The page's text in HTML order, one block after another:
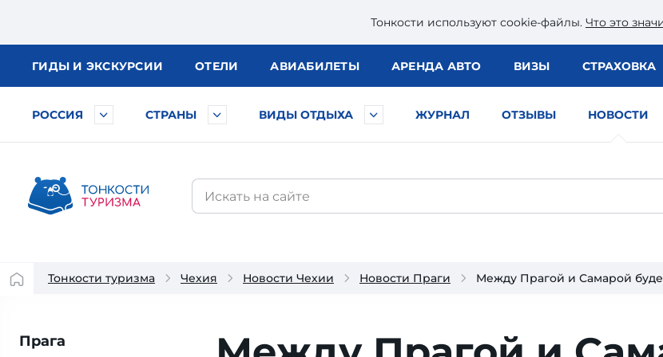
Тонкости используют сookie-файлы. Что это
ГИДЫ И ЭКСКУРСИИ ОТЕЛИ АВИАБИЛЕТЫ АРЕНДА АВТО ВИЗЫ СТРАХОВКА
РОССИЯ СТРАНЫ ВИДЫ ОТДЫХА ЖУРНАЛ ОТЗЫВЫ НОВОСТИ
Тонкости туризма Чехия Новости Чехии Новости Праги Между Прагой и Самарой
Прага